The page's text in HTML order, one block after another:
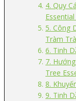
4. Quy
Essential
5. Công
Tràm Trà
6. Tinh
7.
Tree
8.
9. Tinh